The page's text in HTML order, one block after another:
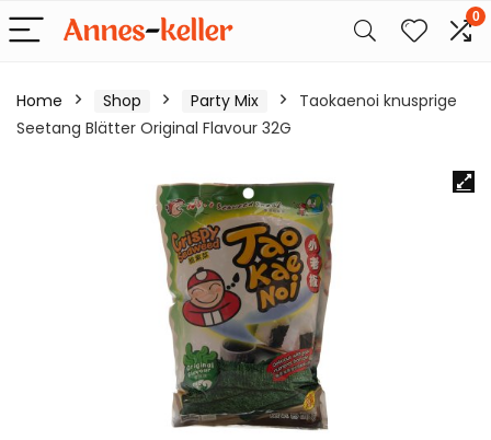
0
Home Shop Party Mix
Taokaenoi knusprige
Seetang Blätter Original Flavour 32G